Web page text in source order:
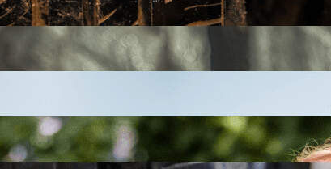
15 PRZESZKÓD
3 KM+
RUNMAGEDDON HARDCORE
70 PRZESZKÓD
21 KM+
FAMILY
15 PRZESZKÓD
2 KM+